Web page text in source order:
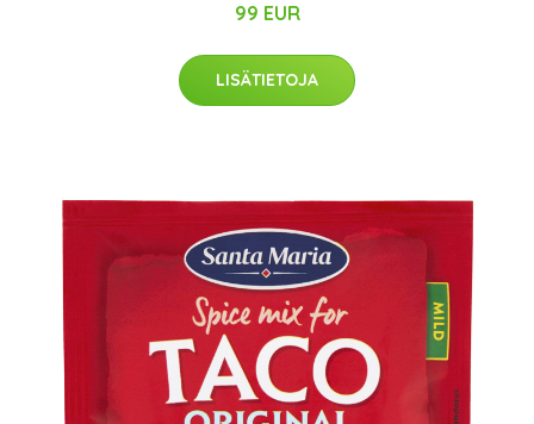
99 EUR
LISÄTIETOJA